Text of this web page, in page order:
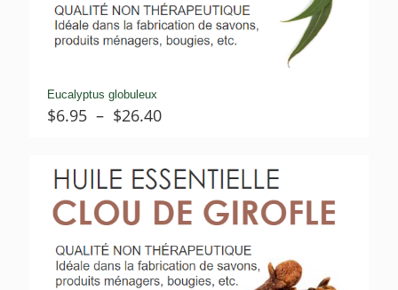
Eucalyptus globuleux
$6.95 – $26.40Plage
$6.95
à
$26.40